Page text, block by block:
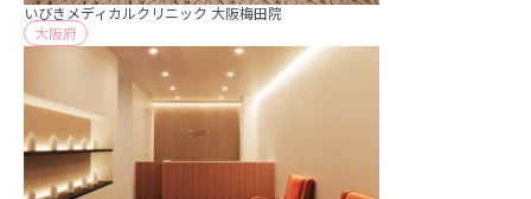
いびきメディカルクリニック 大阪梅田院
大阪府